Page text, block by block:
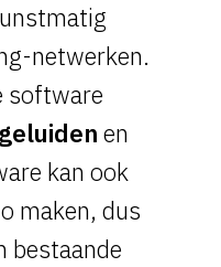
netwerken.
software
geluiden en
kan ook
maken, dus
bestaande